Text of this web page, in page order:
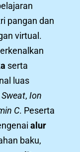
pangan dan
virtual.
serta
luas
, Ion
C. Peserta
alur
baku,